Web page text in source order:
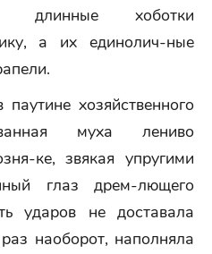
длинные хоботки
а их единолич-ные
хозяйственного
муха лениво
ке, звякая упругими
глаз дрем-лющего
ударов не доставала
наоборот, наполняла